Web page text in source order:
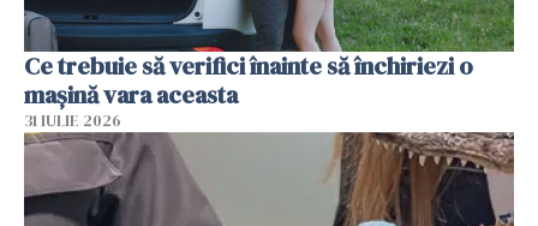
Ce trebuie să verifici înainte să închiriezi o
mașină vara aceasta
31 IULIE 2026